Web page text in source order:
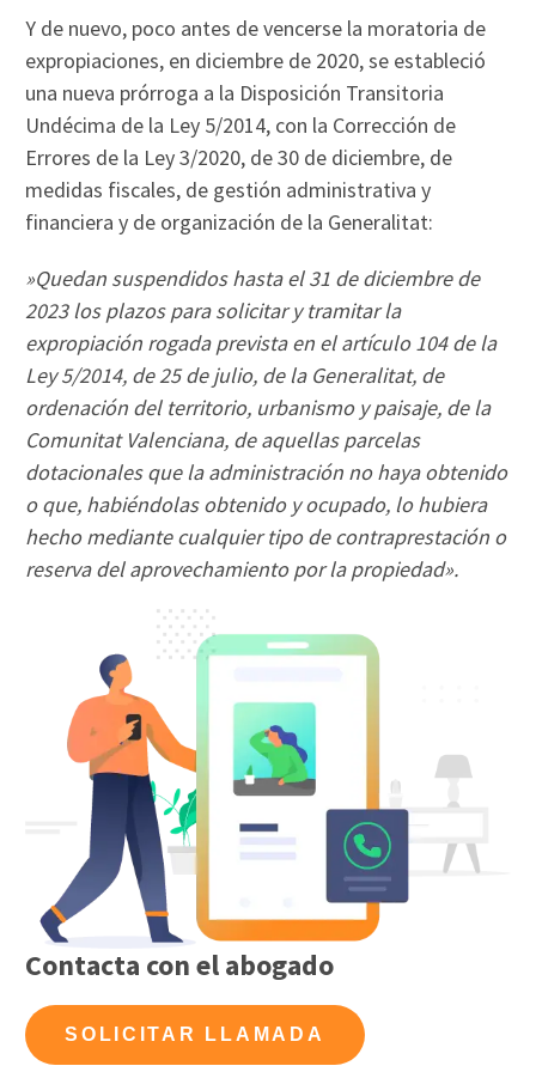
Y de nuevo, poco antes de vencerse la moratoria de
expropiaciones, en diciembre de 2020, se estableció
una nueva prórroga a la Disposición Transitoria
Undécima de la Ley 5/2014, con la Corrección de
Errores de la Ley 3/2020, de 30 de diciembre, de
medidas fiscales, de gestión administrativa y
financiera y de organización de la Generalitat:
»Quedan suspendidos hasta el 31 de diciembre de
2023 los plazos para solicitar y tramitar la
expropiación rogada prevista en el artículo 104 de la
Ley 5/2014, de 25 de julio, de la Generalitat, de
ordenación del territorio, urbanismo y paisaje, de la
Comunitat Valenciana, de aquellas parcelas
dotacionales que la administración no haya obtenido
o que, habiéndolas obtenido y ocupado, lo hubiera
hecho mediante cualquier tipo de contraprestación o
reserva del aprovechamiento por la propiedad».
Contacta con el abogado
SOLICITAR LLAMADA